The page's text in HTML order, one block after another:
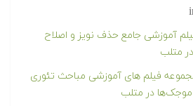
آموزشی جامع حذف نویز و اصلاح
متلب
فیلم های آموزشی مباحث تئوری
در متلب